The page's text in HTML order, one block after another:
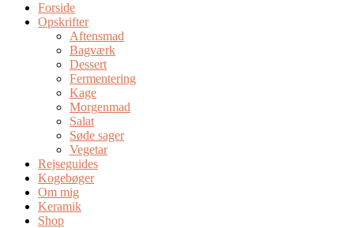
Forside
Opskrifter
Aftensmad
Bagværk
Dessert
Fermentering
Kage
Morgenmad
Salat
Søde sager
Vegetar
Rejseguides
Kogebøger
Om mig
Keramik
Shop